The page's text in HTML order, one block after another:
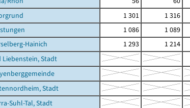
1 301 1 316
1 086 1 089
Hainich
1 293 1 214
Liebenstein, Stadt
Stadt
Suhl-Tal, Stadt